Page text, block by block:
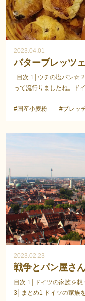
2023.04.01
バターブレッツ
目次 1│ウチの塩パン☆
って流行りましたね。ド
#国産小麦粉
#ブレッ
2023.02.23
戦争とパン屋さ
目次 1│ドイツの家族を
3│まとめ1 ドイツの家族